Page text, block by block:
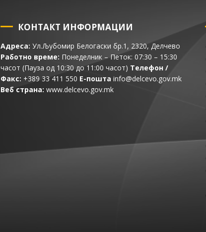
КОНТАКТ ИНФОРМАЦИИ
Адреса: Ул.Љубомир Белогаски бр.1, 2320, Делчево
Работно време: Понеделник – Петок: 07:30 – 15:30
часот (Пауза од 10:30 до 11:00 часот) Телефон /
Факс: +389 33 411 550 Е-пошта info@delcevo.gov.mk
Веб страна: www.delcevo.gov.mk